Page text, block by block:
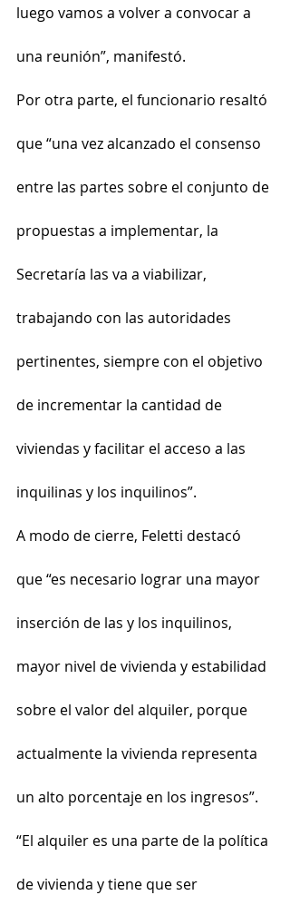
luego vamos a volver a convocar a
una reunión”, manifestó.
Por otra parte, el funcionario resaltó
que “una vez alcanzado el consenso
entre las partes sobre el conjunto de
propuestas a implementar, la
Secretaría las va a viabilizar,
trabajando con las autoridades
pertinentes, siempre con el objetivo
de incrementar la cantidad de
viviendas y facilitar el acceso a las
inquilinas y los inquilinos”.
A modo de cierre, Feletti destacó
que “es necesario lograr una mayor
inserción de las y los inquilinos,
mayor nivel de vivienda y estabilidad
sobre el valor del alquiler, porque
actualmente la vivienda representa
un alto porcentaje en los ingresos”.
“El alquiler es una parte de la política
de vivienda y tiene que ser